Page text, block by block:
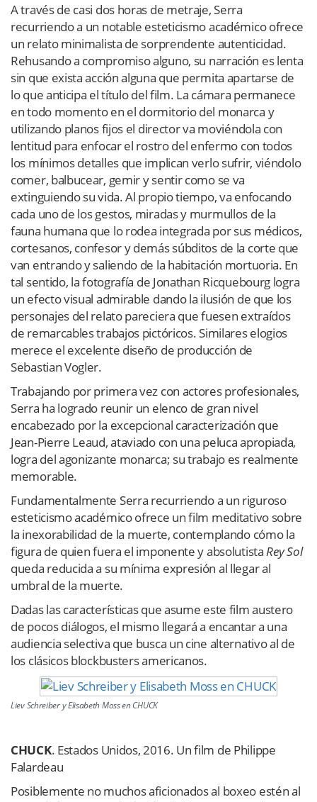
A través de casi dos horas de metraje, Serra
recurriendo a un notable esteticismo académico ofrece
un relato minimalista de sorprendente autenticidad.
Rehusando a compromiso alguno, su narración es lenta
sin que exista acción alguna que permita apartarse de
lo que anticipa el título del film. La cámara permanece
en todo momento en el dormitorio del monarca y
utilizando planos fijos el director va moviéndola con
lentitud para enfocar el rostro del enfermo con todos
los mínimos detalles que implican verlo sufrir, viéndolo
comer, balbucear, gemir y sentir como se va
extinguiendo su vida. Al propio tiempo, va enfocando
cada uno de los gestos, miradas y murmullos de la
fauna humana que lo rodea integrada por sus médicos,
cortesanos, confesor y demás súbditos de la corte que
van entrando y saliendo de la habitación mortuoria. En
tal sentido, la fotografía de Jonathan Ricquebourg logra
un efecto visual admirable dando la ilusión de que los
personajes del relato pareciera que fuesen extraídos
de remarcables trabajos pictóricos. Similares elogios
merece el excelente diseño de producción de
Sebastian Vogler.
Trabajando por primera vez con actores profesionales,
Serra ha logrado reunir un elenco de gran nivel
encabezado por la excepcional caracterización que
Jean-Pierre Leaud, ataviado con una peluca apropiada,
logra del agonizante monarca; su trabajo es realmente
memorable.
Fundamentalmente Serra recurriendo a un riguroso
esteticismo académico ofrece un film meditativo sobre
la inexorabilidad de la muerte, contemplando cómo la
figura de quien fuera el imponente y absolutistaRey Sol
queda reducida a su mínima expresión al llegar al
umbral de la muerte.
Dadas las características que asume este film austero
de pocos diálogos, el mismo llegará a encantar a una
audiencia selectiva que busca un cine alternativo al de
los clásicos blockbusters americanos.
Liev Schreiber y Elisabeth Moss en CHUCK
CHUCK. Estados Unidos, 2016. Un film de Philippe
Falardeau
Posiblemente no muchos aficionados al boxeo estén al